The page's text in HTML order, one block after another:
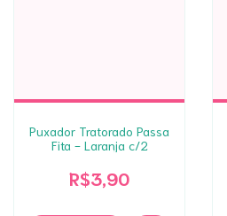
Puxador Tratorado Passa
Fita - Laranja c/2
R$3,90